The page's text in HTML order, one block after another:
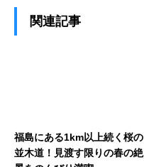
関連記事
福島にある1km以上続く桜の
並木道！見渡す限りの春の絶